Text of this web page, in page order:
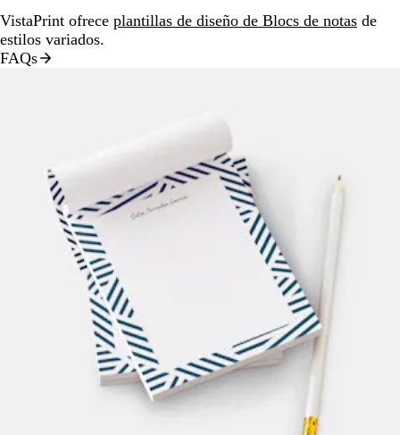
VistaPrint ofrece plantillas de diseño de Blocs de notas de
estilos variados.
FAQs